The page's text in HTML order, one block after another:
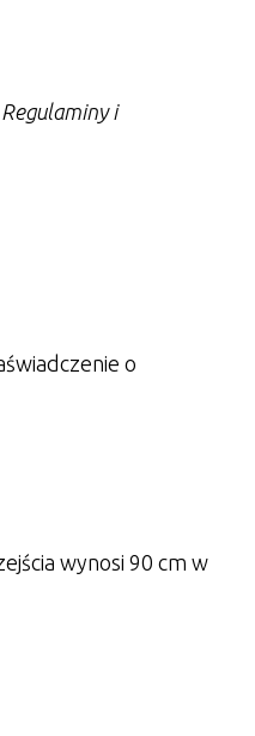
i
o
wynosi 90 cm w